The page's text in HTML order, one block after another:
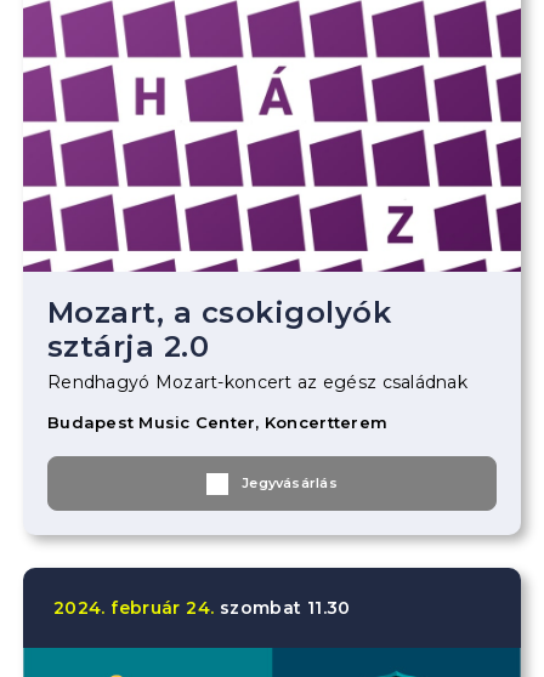
Mozart, a csokigolyók
sztárja 2.0
Rendhagyó Mozart-koncert az egész családnak
Budapest Music Center, Koncertterem
Jegyvásárlás
2024. február 24. szombat 11.30